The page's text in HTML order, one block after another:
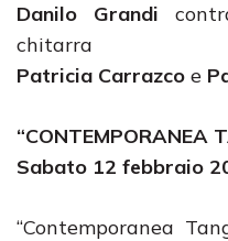
Danilo Grandi
chitarra
Patricia Carrazco e
“CONTEMPORANEA
Sabato 12 febbraio
“Contemporanea